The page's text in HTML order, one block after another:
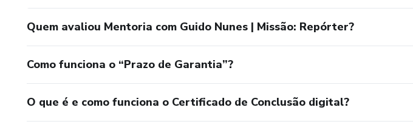
Quem avaliou Mentoria com Guido Nunes | Missão: Repórter?
Como funciona o “Prazo de Garantia”?
O que é e como funciona o Certificado de Conclusão digital?